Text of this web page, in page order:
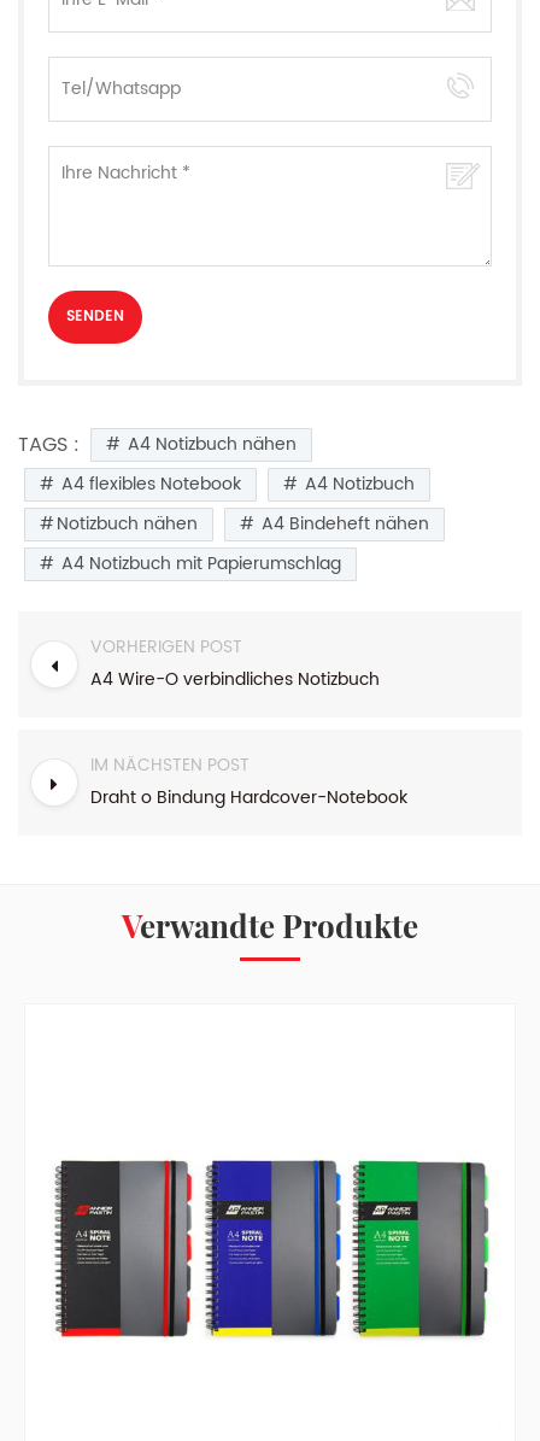
TAGS :
A4 Notizbuch nähen
A4 flexibles Notebook
A4 Notizbuch
Notizbuch nähen
A4 Bindeheft nähen
A4 Notizbuch mit Papierumschlag
VORHERIGEN POST
A4 Wire-O verbindliches Notizbuch
IM NÄCHSTEN POST
Draht o Bindung Hardcover-Notebook
Verwandte Produkte